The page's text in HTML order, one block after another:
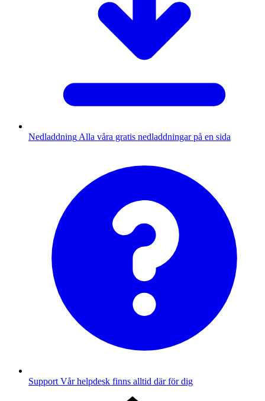
Nedladdning Alla våra gratis nedladdningar på en sida
Support Vår helpdesk finns alltid där för dig